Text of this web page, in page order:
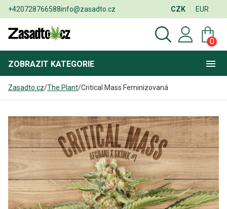
+420728766588info@zasadto.cz CZK EUR
0
ZOBRAZIT KATEGORIE
Zasadto.cz/The Plant/Critical Mass Feminizovaná